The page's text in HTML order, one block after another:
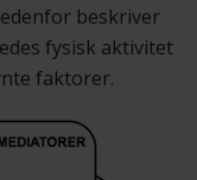
beskriver
fysisk aktivitet
faktorer.